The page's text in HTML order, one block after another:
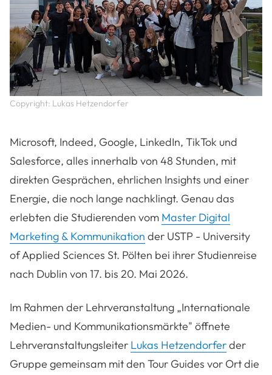
Copyright: Lukas Hetzendorfer
Microsoft, Indeed, Google, LinkedIn, TikTok und
Salesforce, alles innerhalb von 48 Stunden, mit
direkten Gesprächen, ehrlichen Insights und einer
Energie, die noch lange nachklingt. Genau das
erlebten die Studierenden vom Master Digital
Marketing & Kommunikation der USTP - University
of Applied Sciences St. Pölten bei ihrer Studienreise
nach Dublin von 17. bis 20. Mai 2026.
Im Rahmen der Lehrveranstaltung „Internationale
Medien- und Kommunikationsmärkte" öffnete
Lehrveranstaltungsleiter Lukas Hetzendorferder
Gruppe gemeinsam mit den Tour Guides vor Ort die